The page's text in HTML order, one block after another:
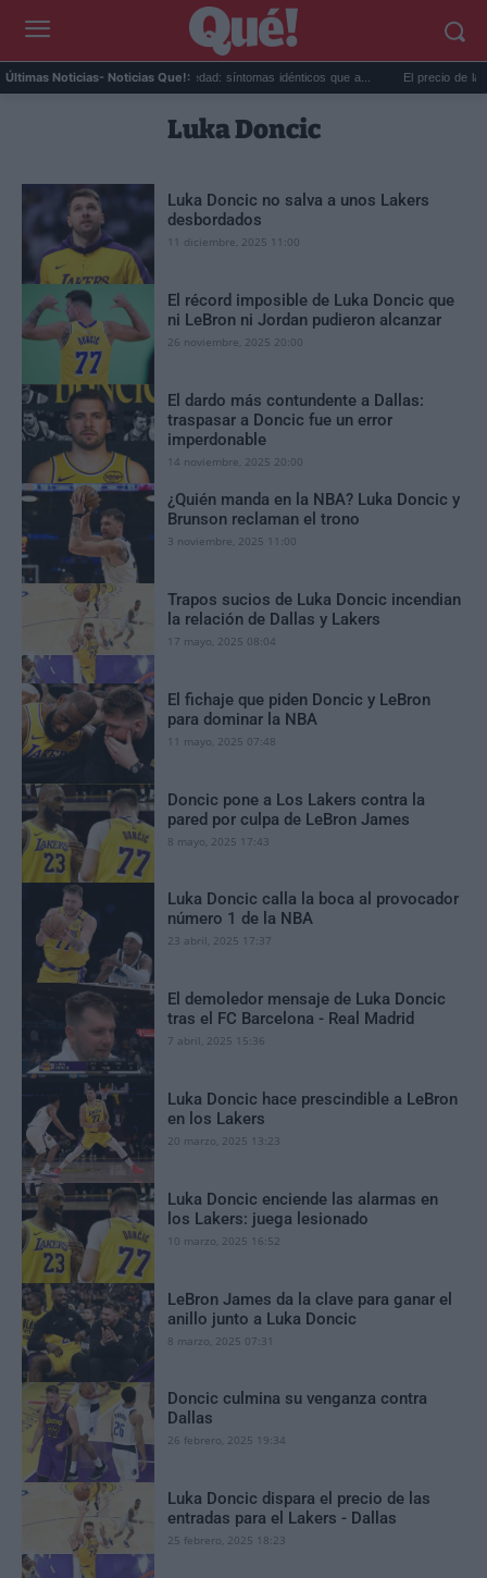
Últimas Noticias- Noticias Que!:
Calor extremo y ansiedad: síntomas idénticos que a... El precio de la
Luka Doncic
Luka Doncic no salva a unos Lakers
desbordados
11 diciembre, 2025 11:00
El récord imposible de Luka Doncic que
ni LeBron ni Jordan pudieron alcanzar
26 noviembre, 2025 20:00
El dardo más contundente a Dallas:
traspasar a Doncic fue un error
imperdonable
14 noviembre, 2025 20:00
¿Quién manda en la NBA? Luka Doncic y
Brunson reclaman el trono
3 noviembre, 2025 11:00
Trapos sucios de Luka Doncic incendian
la relación de Dallas y Lakers
17 mayo, 2025 08:04
El fichaje que piden Doncic y LeBron
para dominar la NBA
11 mayo, 2025 07:48
Doncic pone a Los Lakers contra la
pared por culpa de LeBron James
8 mayo, 2025 17:43
Luka Doncic calla la boca al provocador
número 1 de la NBA
23 abril, 2025 17:37
El demoledor mensaje de Luka Doncic
tras el FC Barcelona - Real Madrid
7 abril, 2025 15:36
Luka Doncic hace prescindible a LeBron
en los Lakers
20 marzo, 2025 13:23
Luka Doncic enciende las alarmas en
los Lakers: juega lesionado
10 marzo, 2025 16:52
LeBron James da la clave para ganar el
anillo junto a Luka Doncic
8 marzo, 2025 07:31
Doncic culmina su venganza contra
Dallas
26 febrero, 2025 19:34
Luka Doncic dispara el precio de las
entradas para el Lakers - Dallas
25 febrero, 2025 18:23